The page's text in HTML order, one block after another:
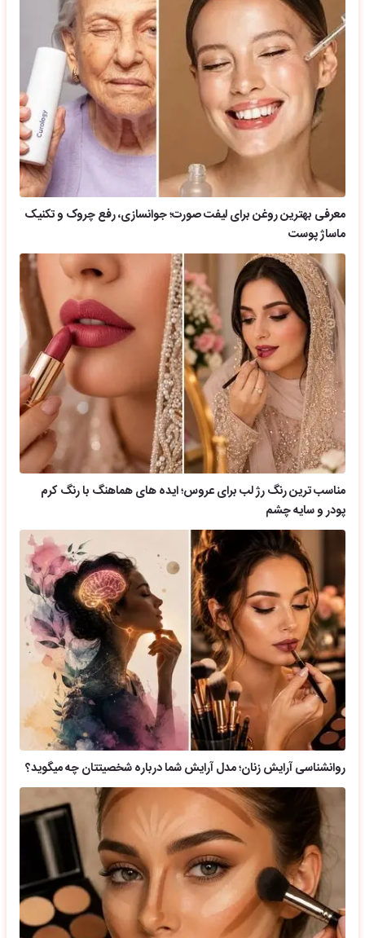
معرفی بهترین روغن برای لیفت صورت؛ جوانسازی، رفع چروک و تکنیک
ماساژ پوست
مناسب ترین رنگ رژ لب برای عروس؛ ایده های هماهنگ با رنگ کرم
پودر و سایه چشم
روانشناسی آرایش زنان؛ مدل آرایش شما درباره شخصیتتان چه میگوید؟